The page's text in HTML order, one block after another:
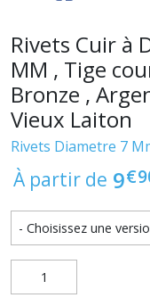
Rivets Cuir à
MM , Tige
Bronze ,
Vieux Laiton
Rivets Diametre 7
À partir de 9€